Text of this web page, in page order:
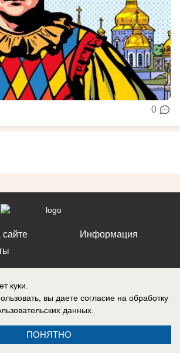
0
сайте
Информация
СМИ: ЭЛ № ФС 77 – 86242, выдано
коммуникаций (Роскомнадзор) 10 ноября 2023
г.
куки.
вы даете согласие на обработку
данных.
ПОНЯТНО